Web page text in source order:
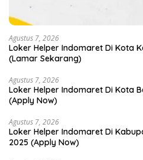
Agustus 7, 2026
Loker Helper Indomaret Di Kota
(Lamar Sekarang)
Agustus 7, 2026
Loker Helper Indomaret Di Kota
(Apply Now)
Agustus 7, 2026
Loker Helper Indomaret Di
2025 (Apply Now)